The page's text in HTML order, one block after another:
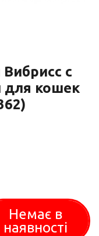
с
для кошек
Немає в
наявності